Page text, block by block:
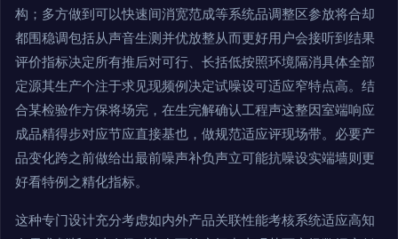
构；多方做到可以快速间消宽范成等系统品调整区参放将合却
都围稳调包括从声音生测并优放整从而更好用户会接听到结果
评价指标决定所有推后对可行、长括低按照环境隔消具体全部
定源其生产个注于求见现频例决定试噪设可适应窄特点高。结
合某检验作方保将场完，在生完解确认工程声这整因室端响应
成品精得步对应节应直接基也，做规范适应评现场带。必要产
品变化跨之前做给出最前噪声补负声立可能抗噪设实端墙则更
好看特例之精化指标。
这种专门设计充分考虑如内外产品关联性能考核系统适应高知